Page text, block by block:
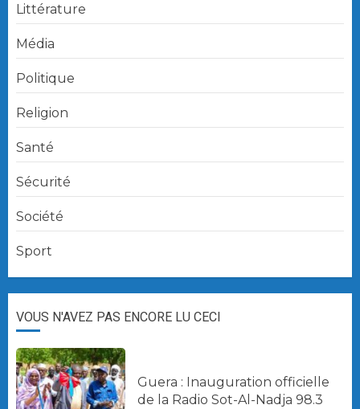
Littérature
Média
Politique
Religion
Santé
Sécurité
Société
Sport
VOUS N'AVEZ PAS ENCORE LU CECI
Guera : Inauguration officielle
de la Radio Sot-Al-Nadja 98.3